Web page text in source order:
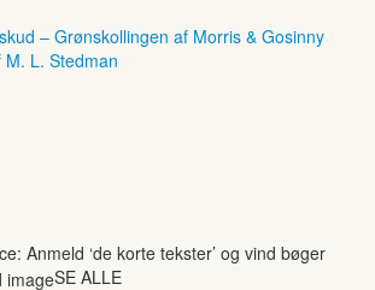
– Grønskollingen af Morris & Gosinny
L. Stedman
Anmeld ‘de korte tekster’ og vind bøger
SE ALLE